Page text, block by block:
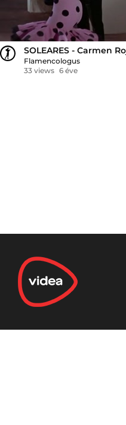
SOLEARES - Carmen
Flamencologus
33 views 6 éve